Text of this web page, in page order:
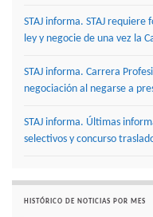
STAJ informa. STAJ
ley y negocie de una vez la
STAJ informa. Carrera
negociación al negarse a
STAJ informa. Últimas
selectivos y concurso
HISTÓRICO DE NOTICIAS POR MES